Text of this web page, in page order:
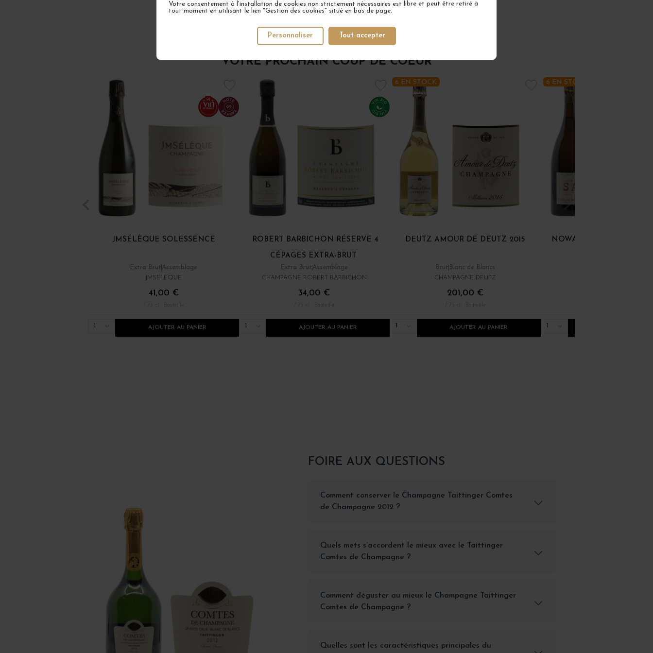
Votre consentement à l'installation de cookies non strictement nécessaires est libre et peut être retiré à
tout moment en utilisant le lien "Gestion des cookies" situé en bas de page.
Tout accepter
Personnaliser
VOTRE PROCHAIN COUP DE COEUR
91
92
JMSÉLÈQUE SOLESSENCE
Extra Brut Assemblage
JMSELÈQUE
41,00 €
AJOUTER AU PANIER
ROBERT BARBICHON RÉSERVE 4
CÉPAGES EXTRA-BRUT
Extra Brut Assemblage
CHAMPAGNE ROBERT BARBICHON
34,00 €
AJOUTER AU PANIER
6 EN STOCK
DEUTZ AMOUR DE DEUTZ 2015
Brut Blanc de Blancs
CHAMPAGNE DEUTZ
201,00 €
AJOUTER AU PANIER
6 EN STOCK
NOWACK CUVÉE S.A
FOIRE AUX QUESTIONS
Comment conserver le Champagne Taittinger Comtes
de Champagne 2012 ?
Quels mets s’accordent le mieux avec le Taittinger
Comtes de Champagne ?
Comment déguster au mieux le Champagne Taittinger
Comtes de Champagne ?
Quelles sont les caractéristiques principales du